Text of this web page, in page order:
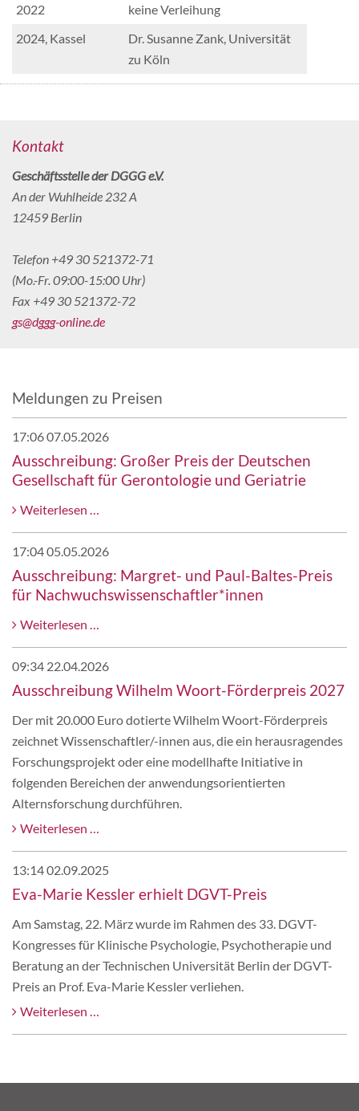
2022
keine Verleihung
2024, Kassel
Dr. Susanne Zank, Universität
zu Köln
Kontakt
Geschäftsstelle der DGGG e.V.
An der Wuhlheide 232 A
12459 Berlin
Telefon +49 30 521372-71
(Mo.-Fr. 09:00-15:00 Uhr)
Fax +49 30 521372-72
gs@dggg-online.de
Meldungen zu Preisen
17:06 07.05.2026
Ausschreibung: Großer Preis der Deutschen
Gesellschaft für Gerontologie und Geriatrie
Weiterlesen …
Großer
Preis
der
Deutschen
und
Geriatrie
17:04 05.05.2026
Ausschreibung: Margret- und Paul-Baltes-Preis
für Nachwuchswissenschaftler*innen
Weiterlesen …
Margret-
und
Paul-
Preis
für
Nachwuchswissenschaftler*innen
09:34 22.04.2026
Ausschreibung Wilhelm Woort-Förderpreis 2027
Der mit 20.000 Euro dotierte Wilhelm Woort-Förderpreis
zeichnet Wissenschaftler/-innen aus, die ein herausragendes
Forschungsprojekt oder eine modellhafte Initiative in
folgenden Bereichen der anwendungsorientierten
Alternsforschung durchführen.
Weiterlesen …
Wilhelm
Woort-
Förderpreis
13:14 02.09.2025
Eva-Marie Kessler erhielt DGVT-Preis
Am Samstag, 22. März wurde im Rahmen des 33. DGVT-
Kongresses für Klinische Psychologie, Psychotherapie und
Beratung an der Technischen Universität Berlin der DGVT-
Preis an Prof. Eva-Marie Kessler verliehen.
Weiterlesen …
Marie